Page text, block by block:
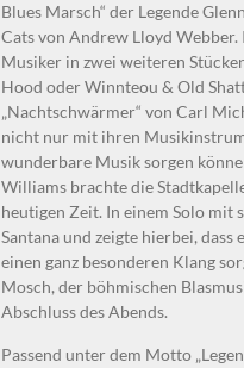
Blues Marsch“ der Legende
Cats von Andrew Lloyd
Musiker in zwei weiteren
Hood oder Winnteou & Old
„Nachtschwärmer“ von Carl
nicht nur mit ihren
wunderbare Musik sorgen
Williams brachte die
heutigen Zeit. In einem Solo mit
Santana und zeigte hierbei,
einen ganz besonderen Klang
Mosch, der böhmischen
Abschluss des Abends.
Passend unter dem Motto